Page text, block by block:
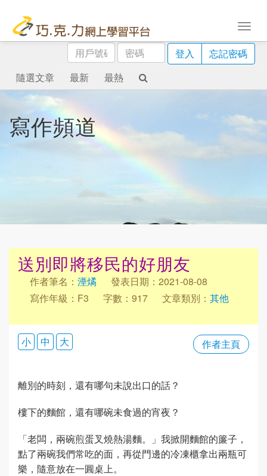
用
戶
號
碼
密
碼
登入
忘記密碼
隨選文章
最新 最熱
寫作頻道
送別即將移民的好朋友
作者筆名： 湮燏
發表日期：2021-08-08
寫作年級：F3
字數：917 文章類別： 其他
作者主頁
小 中 大
離別的時刻，還有哪句未說出口的話？
樓下的麵館，還有哪碗未食過的宵夜？
「老闆，兩碗煎蛋叉燒熱湯麵。」我掀開麵館的簾子，
點了兩碗我們常吃的面，再從門邊的冷凍櫃拿出兩瓶可
樂，隨意放在一圓桌上。